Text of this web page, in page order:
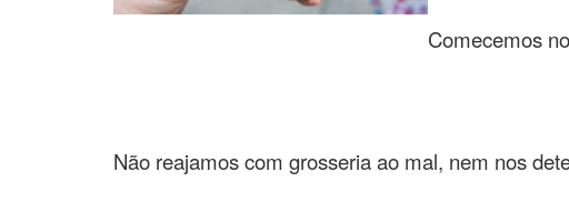
Comecemos
Não reajamos com grosseria ao mal, nem nos